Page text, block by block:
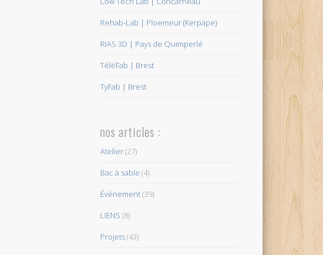
Rehab-Lab | Ploemeur (Kerpape)
RIAS 3D | Pays de Quimperlé
TéléFab | Brest
TyFab | Brest
nos articles :
Atelier(27)
Bac à sable (4)
Évènement(39)
LIENS (8)
Projets(43)